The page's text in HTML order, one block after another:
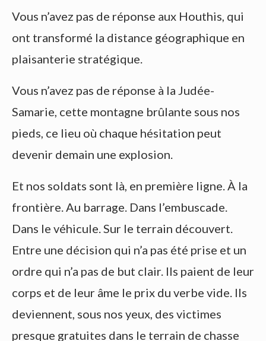
Vous n’avez pas de réponse aux Houthis, qui
ont transformé la distance géographique en
plaisanterie stratégique.
Vous n’avez pas de réponse à la Judée-
Samarie, cette montagne brûlante sous nos
pieds, ce lieu où chaque hésitation peut
devenir demain une explosion.
Et nos soldats sont là, en première ligne. À la
frontière. Au barrage. Dans l’embuscade.
Dans le véhicule. Sur le terrain découvert.
Entre une décision qui n’a pas été prise et un
ordre qui n’a pas de but clair. Ils paient de leur
corps et de leur âme le prix du verbe vide. Ils
deviennent, sous nos yeux, des victimes
presque gratuites dans le terrain de chasse